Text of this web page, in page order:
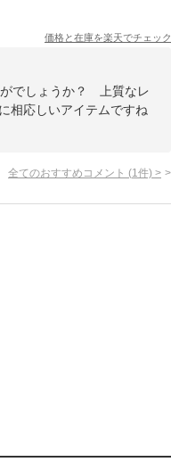
価格と在庫を楽天でチェック
でしょうか？ 上質なレ
相応しいアイテムですね
全てのおすすめコメント (1 件) >